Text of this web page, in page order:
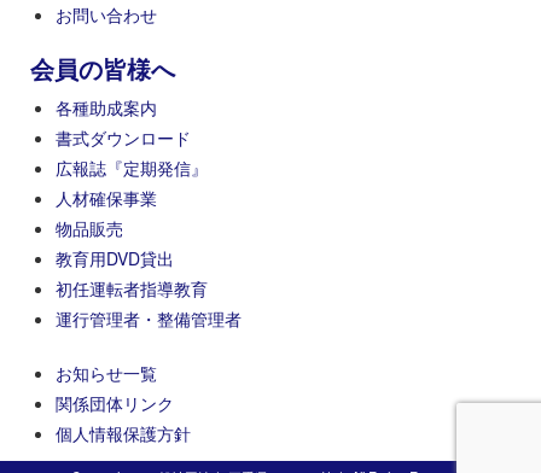
お問い合わせ
会員の皆様へ
各種助成案内
書式ダウンロード
広報誌『定期発信』
人材確保事業
物品販売
教育用DVD貸出
初任運転者指導教育
運行管理者・整備管理者
お知らせ一覧
関係団体リンク
個人情報保護方針